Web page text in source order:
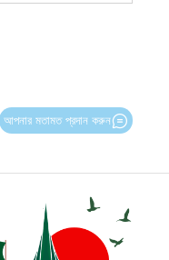
আপনার মতামত প্রদান করুন